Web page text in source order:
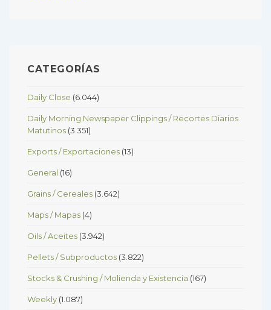
CATEGORÍAS
Daily Close (6.044)
Daily Morning Newspaper Clippings / Recortes Diarios
Matutinos (3.351)
Exports / Exportaciones (13)
General (16)
Grains / Cereales (3.642)
Maps / Mapas (4)
Oils / Aceites (3.942)
Pellets / Subproductos (3.822)
Stocks & Crushing / Molienda y Existencia (167)
Weekly (1.087)